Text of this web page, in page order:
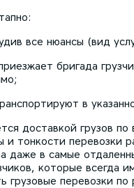
все нюансы (вид
бригада
в
доставкой грузов
и тонкости перевозки
даже в самые
которые
грузовые перевозки